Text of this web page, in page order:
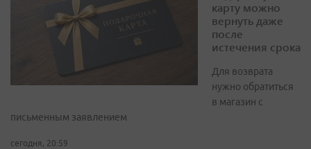
карту можно
вернуть даже
после
истечения срока
Для возврата
нужно обратиться
в магазин с
письменным заявлением
сегодня, 20:59